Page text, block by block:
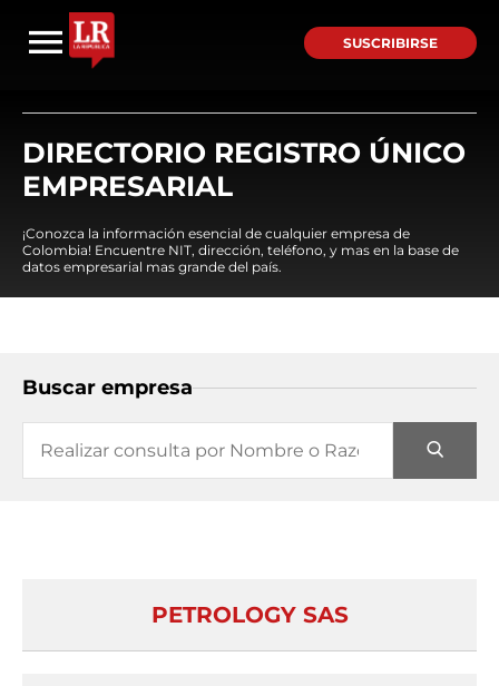
SUSCRIBIRSE
DIRECTORIO REGISTRO ÚNICO
EMPRESARIAL
¡Conozca la información esencial de cualquier empresa de
Colombia! Encuentre NIT, dirección, teléfono, y mas en la base de
datos empresarial mas grande del país.
Buscar empresa
PETROLOGY SAS